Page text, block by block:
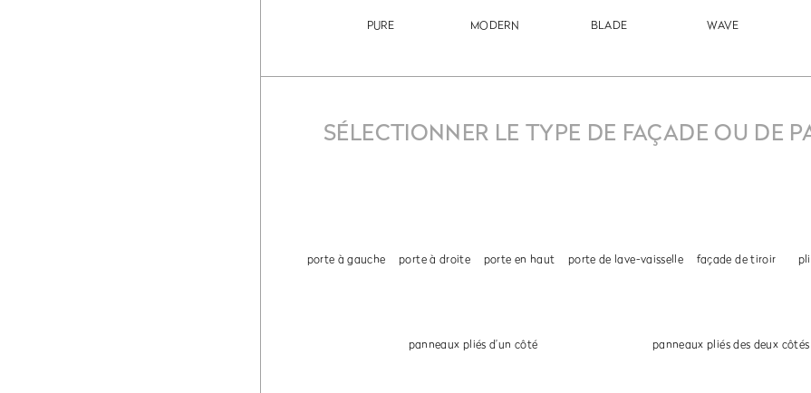
PURE MODERN BLADE WAVE
SÉLECTIONNER LE TYPE DE FAÇADE OU DE
porte à gauche porte à droite porte en haut porte de lave-vaisselle façade de tiroir
panneaux pliés d’un côté panneaux pliés des deux côtés